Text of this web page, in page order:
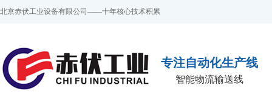
北京赤伏工业设备有限公司——十年核心技术积累
专注自动化生产线
智能物流输送线